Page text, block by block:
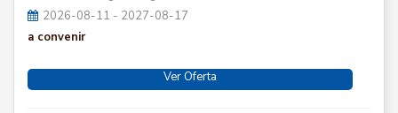
2026-08-11 - 2027-08-17
a convenir
Ver Oferta